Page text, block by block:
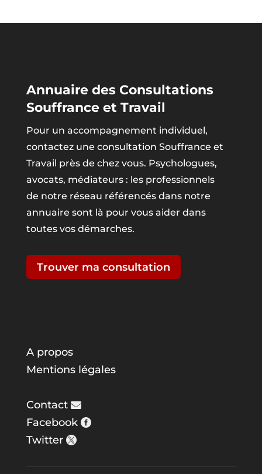
Annuaire des Consultations
Souffrance et Travail
Pour un accompagnement individuel,
contactez une consultation Souffrance et
Travail près de chez vous. Psychologues,
avocats, médiateurs : les professionnels
de notre réseau référencés dans notre
annuaire sont là pour vous aider dans
toutes vos démarches.
Trouver ma consultation
A propos
Mentions légales
Contact
Facebook
Twitter